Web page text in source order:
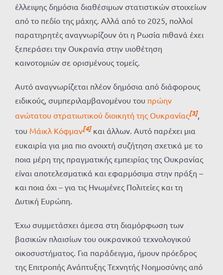
έλλειψης δημόσια διαθέσιμων στατιστικών στοιχείων
από το πεδίο της μάχης. Αλλά από το 2025, πολλοί
παρατηρητές αναγνωρίζουν ότι η Ρωσία πιθανά έχει
ξεπεράσει την Ουκρανία στην υιοθέτηση
καινοτομιών σε ορισμένους τομείς.
Αυτό αναγνωρίζεται πλέον δημόσια από διάφορους
ειδικούς, συμπεριλαμβανομένου του πρώην
ανώτατου στρατιωτικού διοικητή της Ουκρανίας[3],
του Μάικλ Κόφμαν[4]και άλλων. Αυτό παρέχει μια
ευκαιρία για μια πιο ανοιχτή συζήτηση σχετικά με το
ποια μέρη της πραγματικής εμπειρίας της Ουκρανίας
είναι αποτελεσματικά και εφαρμόσιμα στην πράξη –
και ποια όχι – για τις Ηνωμένες Πολιτείες και τη
Δυτική Ευρώπη.
Έχω συμμετάσχει άμεσα στη διαμόρφωση των
βασικών πλαισίων του ουκρανικού τεχνολογικού
οικοσυστήματος. Για παράδειγμα, ήμουν πρόεδρος
της Επιτροπής Ανάπτυξης Τεχνητής Νοημοσύνης από